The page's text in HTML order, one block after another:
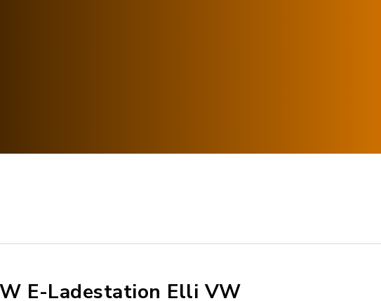
E-Ladestation Elli VW